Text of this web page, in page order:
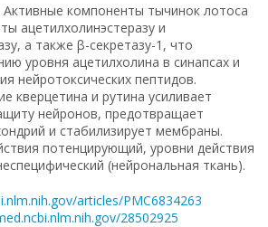
Активные компоненты тычинок лотоса
ацетилхолинэстеразу и
а также β-секретазу-1, что
уровня ацетилхолина в синапсах и
нейротоксических пептидов.
кверцетина и рутина усиливает
нейронов, предотвращает
и стабилизирует мембраны.
потенцирующий, уровни действия
(нейрональная ткань).
articles/PMC6834263
28502925